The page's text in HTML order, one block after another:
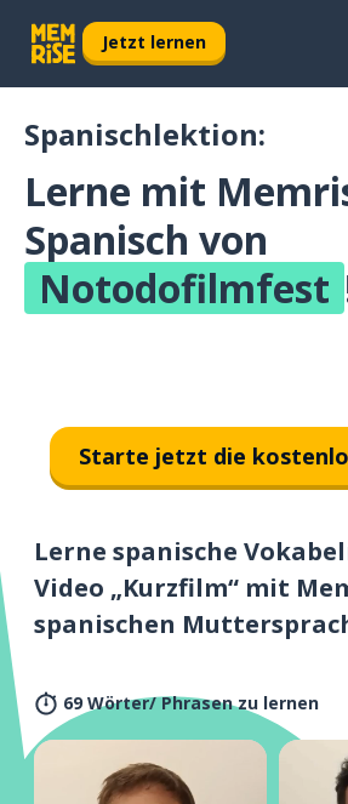
Jetzt lernen
Spanischlektion:
Lerne mit
Spanisch von
Notodofilmfest
Starte jetzt die
Lerne spanische
Video „Kurzfilm“ mit
spanischen
69 Wörter/ Phrasen zu lernen